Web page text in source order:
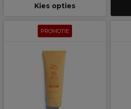
Kies opties
PROMOTIE